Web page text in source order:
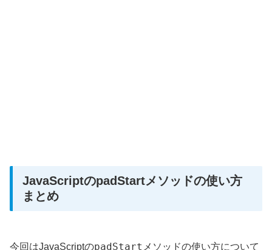
JavaScriptのpadStartメソッドの使い方
まとめ
今回はJavaScriptのpadStart メソッドの使い方について